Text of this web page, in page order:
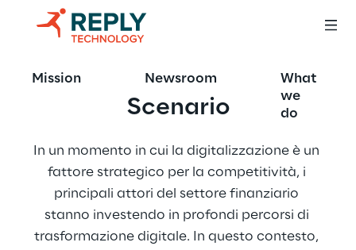
Mission Newsroom
What
we
do
Scenario
In un momento in cui la digitalizzazione è un
fattore strategico per la competitività, i
principali attori del settore finanziario
stanno investendo in profondi percorsi di
trasformazione digitale. In questo contesto,